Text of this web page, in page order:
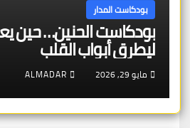
بودكاست المدار
بودكاست الحنين… حين
ليطرق أبواب القلب
مايو 29, 2026 ALMADAR